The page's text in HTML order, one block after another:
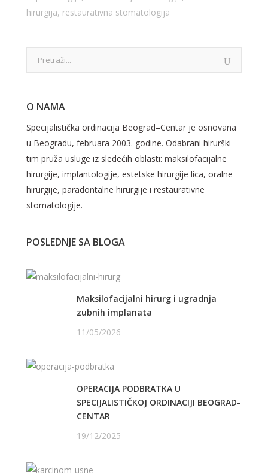
hirurgija, restaurativna stomatologija
O NAMA
Specijalistička ordinacija Beograd–Centar je osnovana
u Beogradu, februara 2003. godine. Odabrani hirurški
tim pruža usluge iz sledećih oblasti: maksilofacijalne
hirurgije, implantologije, estetske hirurgije lica, oralne
hirurgije, paradontalne hirurgije i restaurativne
stomatologije.
POSLEDNJE SA BLOGA
Maksilofacijalni hirurg i ugradnja
zubnih implanata
11/05/2026
OPERACIJA PODBRATKA U
SPECIJALISTIČKOJ ORDINACIJI BEOGRAD-
CENTAR
19/12/2025